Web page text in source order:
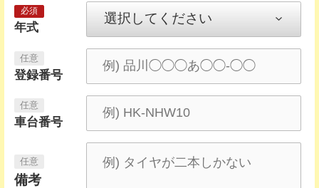
年式
登録番号
車台番号
備考